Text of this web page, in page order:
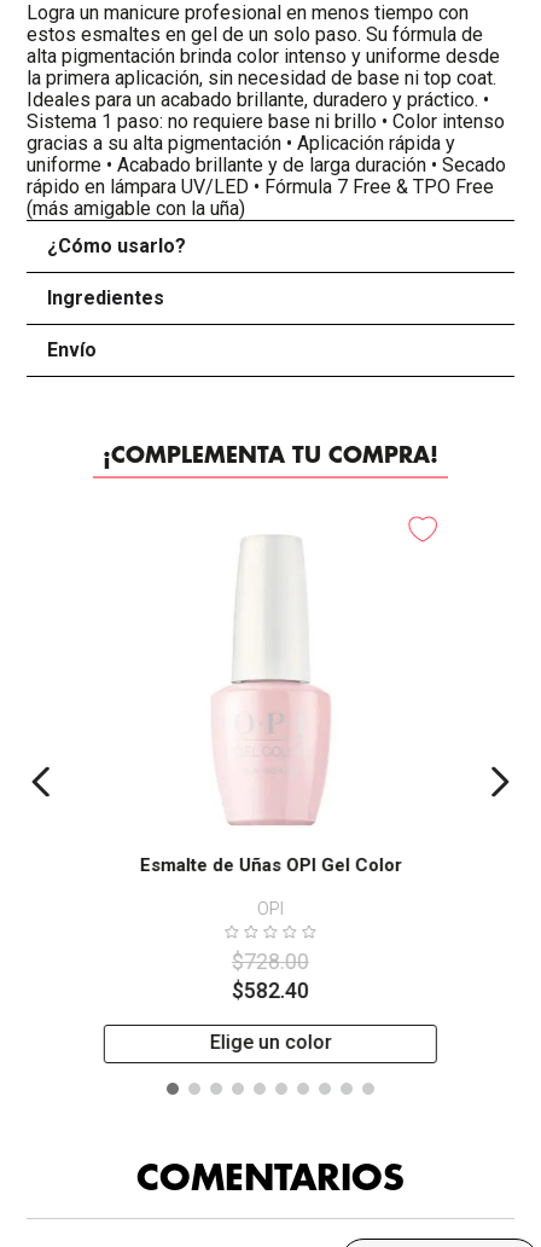
Logra un manicure profesional en menos tiempo con
estos esmaltes en gel de un solo paso. Su fórmula de
alta pigmentación brinda color intenso y uniforme desde
la primera aplicación, sin necesidad de base ni top coat.
Ideales para un acabado brillante, duradero y práctico. •
Sistema 1 paso: no requiere base ni brillo • Color intenso
gracias a su alta pigmentación • Aplicación rápida y
uniforme • Acabado brillante y de larga duración • Secado
rápido en lámpara UV/LED • Fórmula 7 Free & TPO Free
(más amigable con la uña)
¿Cómo usarlo?
Ingredientes
Envío
¡COMPLEMENTA TU COMPRA!
Esmalte de Uñas OPI Gel Color
OPI
$728.00
$582.40
Elige un color
COMENTARIOS